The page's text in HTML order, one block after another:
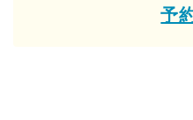
予